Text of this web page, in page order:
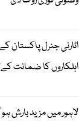
اٹارنی جنرل پاکستان
اہلکاروں کا ضمانت
لاہور میں مزید بارش